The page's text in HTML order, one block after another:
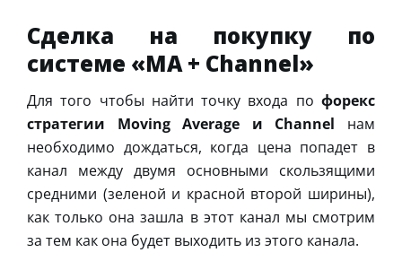
Сделка на покупку по
системе «MA + Channel»
Для того чтобы найти точку входа по форекс
стратегии Moving Average и Channel нам
необходимо дождаться, когда цена попадет в
канал между двумя основными скользящими
средними (зеленой и красной второй ширины),
как только она зашла в этот канал мы смотрим
за тем как она будет выходить из этого канала.